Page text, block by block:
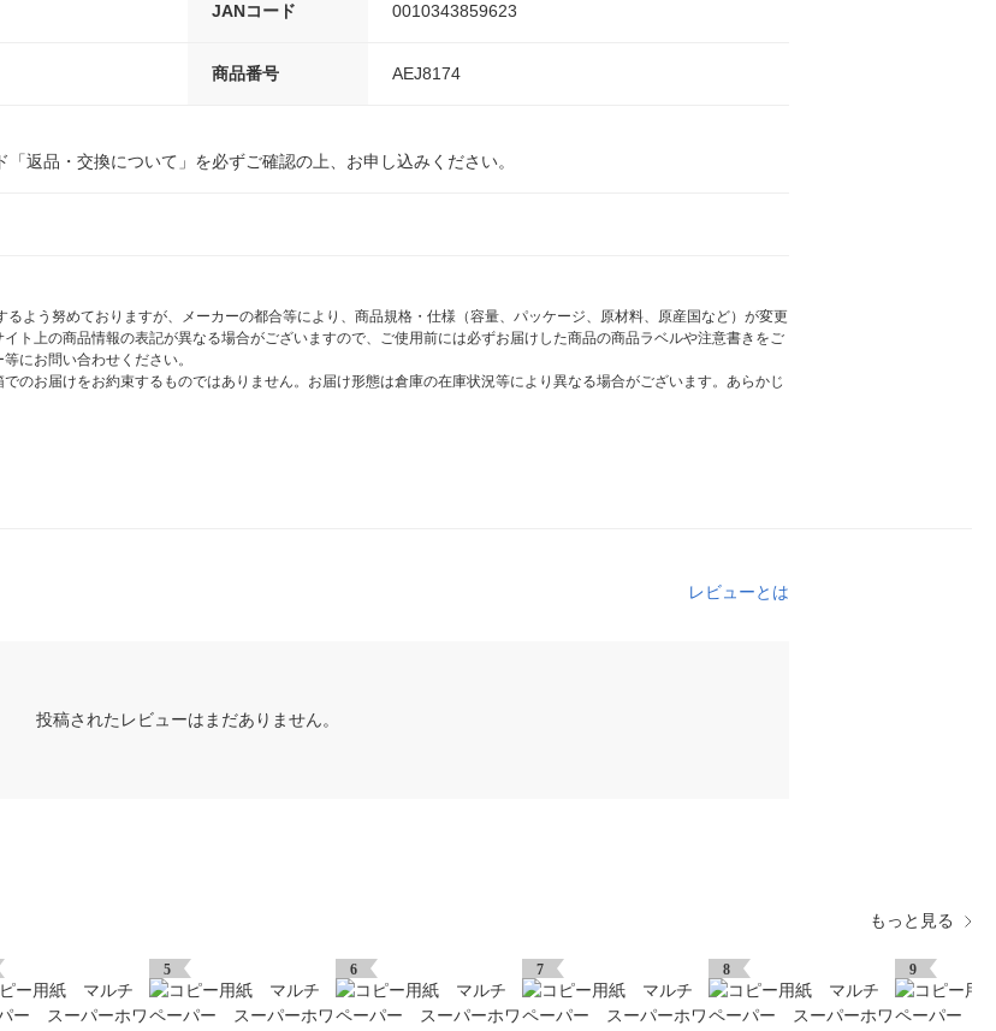
JANコード 0010343859623
商品番号 AEJ8174
返品・交換について」を必ずご確認の上、お申し込みください。
よう努めておりますが、メーカーの都合等により、商品規格・仕様（容量、パッケージ、原材料、原産国など）が変更
ト上の商品情報の表記が異なる場合がございますので、ご使用前には必ずお届けした商品の商品ラベルや注意書きをご
にお問い合わせください。
のお届けをお約束するものではありません。お届け形態は倉庫の在庫状況等により異なる場合がございます。あらかじ
レビューとは
投稿されたレビューはまだありません。
もっと見る
5 6 7 8 9